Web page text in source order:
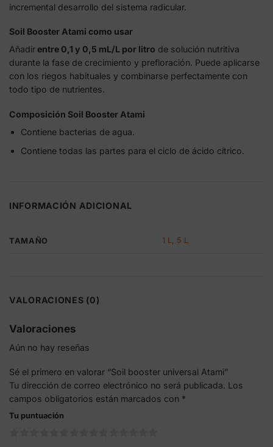
incremental desarrollo del sistema radicular.
Soil Booster Atami como usar
Añadirentre 0,1 y 0,5 mL/L por litro de solución nutritiva
durante la fase de crecimiento y prefloración. Puede aplicarse
con los riegos habituales y combinarse perfectamente con
todo tipo de nutrientes.
Composición Soil Booster Atami
Contiene bacterias de agua.
Contiene todas las partes para el ciclo de ácido cítrico.
INFORMACIÓN ADICIONAL
TAMAÑO 1 L, 5 L
VALORACIONES (0)
Valoraciones
Aún no hay reseñas
Sé el primero en valorar “Soil booster universal Atami”
Tu dirección de correo electrónico no será publicada. Los
campos obligatorios están marcados con *
Tu puntuación